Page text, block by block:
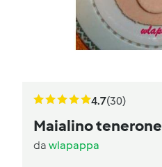
4.7(30)
Maialino tenerone
da wlapappa